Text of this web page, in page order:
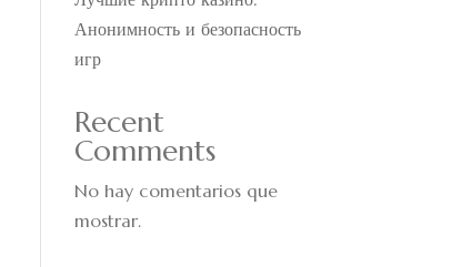
Анонимность и безопасность
игр
Recent
Comments
No hay comentarios que
mostrar.